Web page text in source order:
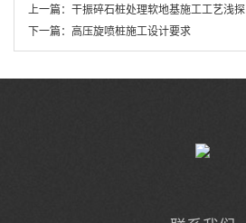
上一篇： 干振碎石桩处理软地基施工工艺浅探
下一篇： 高压旋喷桩施工设计要求